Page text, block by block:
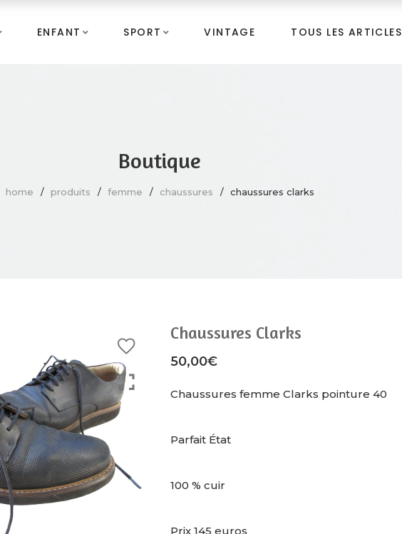
ENFANT SPORT VINTAGE TOUS LES ARTICLES
Boutique
home produits femme chaussures chaussures clarks
Chaussures Clarks
50,00€
Chaussures femme Clarks pointure 40
Parfait État
100 % cuir
Prix 145 euros